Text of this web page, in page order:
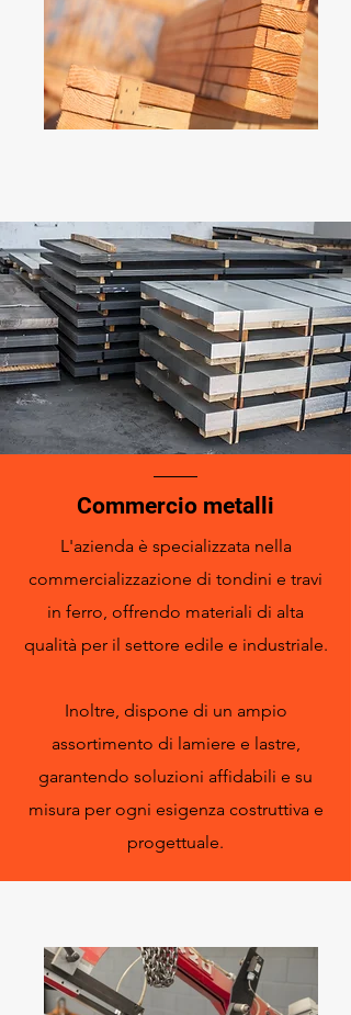
Commercio metalli
L'azienda è specializzata nella
commercializzazione di tondini e travi
in ferro, offrendo materiali di alta
qualità per il settore edile e industriale.
Inoltre, dispone di un ampio
assortimento di lamiere e lastre,
garantendo soluzioni affidabili e su
misura per ogni esigenza costruttiva e
progettuale.